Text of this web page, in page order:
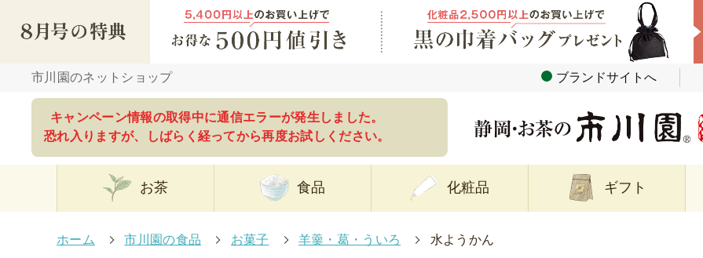
市川園のネットショップ ブランドサイトへ
キャンペーン情報の取得中に通信エラーが発生しました。
恐れ入りますが、しばらく経ってから再度お試しください。
お茶 食品 化粧品 ギフト
ホーム > 市川園の食品 > お菓子 > 羊羹・葛・ういろ > 水ようかん